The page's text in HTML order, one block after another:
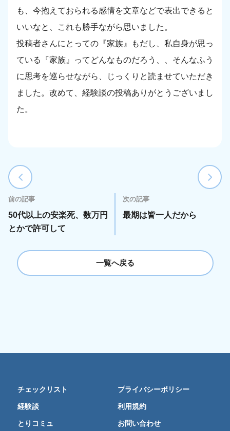
も、今抱えておられる感情を文章などで表出できると
いいなと、これも勝手ながら思いました。
投稿者さんにとっての『家族』もだし、私自身が思っ
ている『家族』ってどんなものだろう、、そんなふう
に思考を巡らせながら、じっくりと読ませていただき
ました。改めて、経験談の投稿ありがとうございまし
た。
前の記事
50代以上の安楽死、数万円
とかで許可して
次の記事
最期は皆一人だから
一覧へ戻る
チェックリスト
経験談
とりコミュ
プライバシーポリシー
利用規約
お問い合わせ